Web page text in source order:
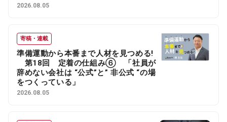
2026.08.05
寄稿・連載
準備運動から本番まで人材を見つめる!
第18回 定着の仕組み⑥ 「社員が
辞めない会社は “公式”と” 非公式 “の場
をつくっている」
2026.08.05